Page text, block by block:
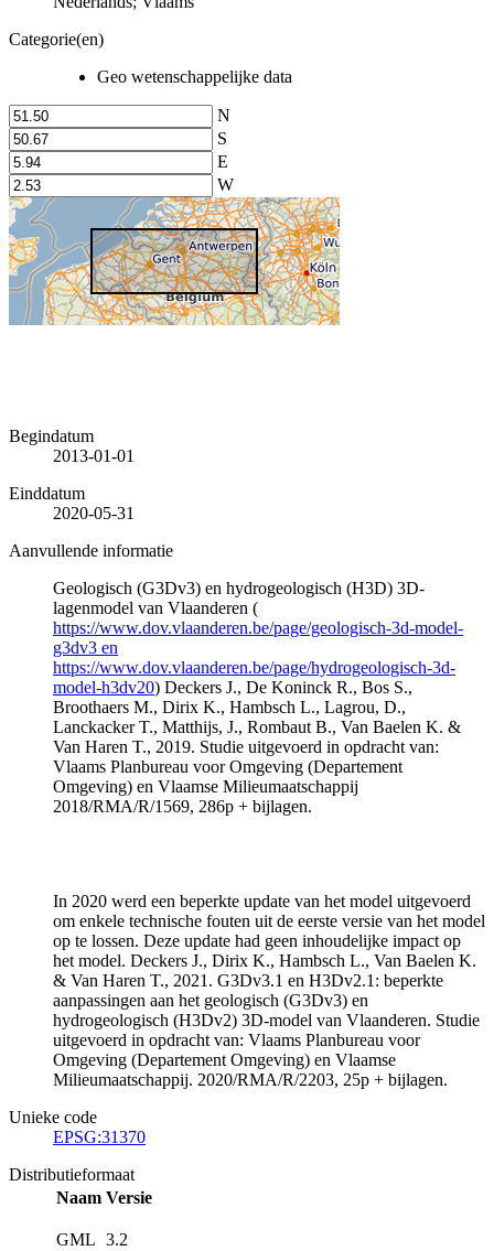
Categorie(en)
Geo wetenschappelijke data
N
S
E
W
Begindatum
2013-01-01
Einddatum
2020-05-31
Aanvullende informatie
Geologisch (G3Dv3) en hydrogeologisch (H3D) 3D-
lagenmodel van Vlaanderen (
https://www.dov.vlaanderen.be/page/geologisch-3d-model-
g3dv3 en
https://www.dov.vlaanderen.be/page/hydrogeologisch-3d-
model-h3dv20) Deckers J., De Koninck R., Bos S.,
Broothaers M., Dirix K., Hambsch L., Lagrou, D.,
Lanckacker T., Matthijs, J., Rombaut B., Van Baelen K. &
Van Haren T., 2019. Studie uitgevoerd in opdracht van:
Vlaams Planbureau voor Omgeving (Departement
Omgeving) en Vlaamse Milieumaatschappij
2018/RMA/R/1569, 286p + bijlagen.
In 2020 werd een beperkte update van het model uitgevoerd
om enkele technische fouten uit de eerste versie van het model
op te lossen. Deze update had geen inhoudelijke impact op
het model. Deckers J., Dirix K., Hambsch L., Van Baelen K.
& Van Haren T., 2021. G3Dv3.1 en H3Dv2.1: beperkte
aanpassingen aan het geologisch (G3Dv3) en
hydrogeologisch (H3Dv2) 3D-model van Vlaanderen. Studie
uitgevoerd in opdracht van: Vlaams Planbureau voor
Omgeving (Departement Omgeving) en Vlaamse
Milieumaatschappij. 2020/RMA/R/2203, 25p + bijlagen.
Unieke code
EPSG:31370
Distributieformaat
Naam Versie
GML 3.2